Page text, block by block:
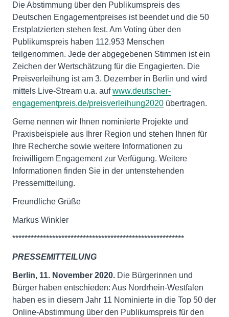
Die Abstimmung über den Publikumspreis des
Deutschen Engagementpreises ist beendet und die 50
Erstplatzierten stehen fest. Am Voting über den
Publikumspreis haben 112.953 Menschen
teilgenommen. Jede der abgegebenen Stimmen ist ein
Zeichen der Wertschätzung für die Engagierten. Die
Preisverleihung ist am 3. Dezember in Berlin und wird
mittels Live-Stream u.a. aufwww.deutscher-
engagementpreis.de/preisverleihung2020 übertragen.
Gerne nennen wir Ihnen nominierte Projekte und
Praxisbeispiele aus Ihrer Region und stehen Ihnen für
Ihre Recherche sowie weitere Informationen zu
freiwilligem Engagement zur Verfügung. Weitere
Informationen finden Sie in der untenstehenden
Pressemitteilung.
Freundliche Grüße
Markus Winkler
********************************************************
PRESSEMITTEILUNG
Berlin, 11. November 2020. Die Bürgerinnen und
Bürger haben entschieden: Aus Nordrhein-Westfalen
haben es in diesem Jahr 11 Nominierte in die Top 50 der
Online-Abstimmung über den Publikumspreis für den